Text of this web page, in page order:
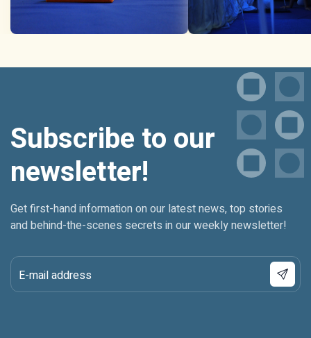
Subscribe to our
newsletter!
Get first-hand information on our latest news, top stories
and behind-the-scenes secrets in our weekly newsletter!
E-mail address